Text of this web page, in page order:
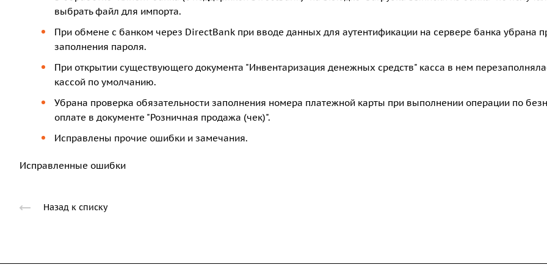
выбрать файл для импорта.
При обмене с банком через DirectBank при вводе данных для аутентификации на сервере банка убрана
заполнения пароля.
При открытии существующего документа "Инвентаризация денежных средств" касса в нем
кассой по умолчанию.
Убрана проверка обязательности заполнения номера платежной карты при выполнении операции по
оплате в документе "Розничная продажа (чек)".
Исправлены прочие ошибки и замечания.
Исправленные ошибки
Назад к списку